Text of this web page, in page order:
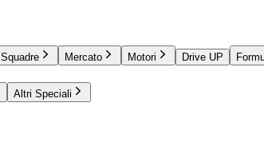
Squadre Mercato Motori Drive UP
Altri Speciali